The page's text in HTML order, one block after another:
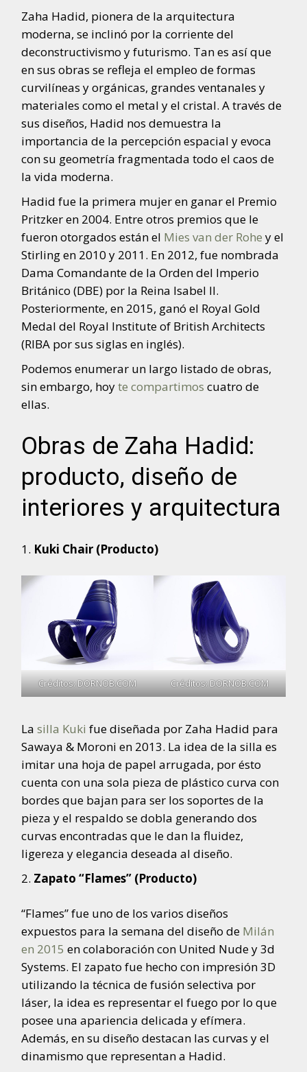
Zaha Hadid, pionera de la arquitectura
moderna, se inclinó por la corriente del
deconstructivismo y futurismo. Tan es así que
en sus obras se refleja el empleo de formas
curvilíneas y orgánicas, grandes ventanales y
materiales como el metal y el cristal. A través de
sus diseños, Hadid nos demuestra la
importancia de la percepción espacial y evoca
con su geometría fragmentada todo el caos de
la vida moderna.
Hadid fue la primera mujer en ganar el Premio
Pritzker en 2004. Entre otros premios que le
fueron otorgados están el Mies van der Rohe y el
Stirling en 2010 y 2011. En 2012, fue nombrada
Dama Comandante de la Orden del Imperio
Británico (DBE) por la Reina Isabel II.
Posteriormente, en 2015, ganó el Royal Gold
Medal del Royal Institute of British Architects
(RIBA por sus siglas en inglés).
Podemos enumerar un largo listado de obras,
sin embargo, hoyte compartimos cuatro de
ellas.
Obras de Zaha Hadid:
producto, diseño de
interiores y arquitectura
Kuki Chair (Producto)
Créditos: DORNOB.COM Créditos: DORNOB.COM
La silla Kukifue diseñada por Zaha Hadid para
Sawaya & Moroni en 2013. La idea de la silla es
imitar una hoja de papel arrugada, por ésto
cuenta con una sola pieza de plástico curva con
bordes que bajan para ser los soportes de la
pieza y el respaldo se dobla generando dos
curvas encontradas que le dan la fluidez,
ligereza y elegancia deseada al diseño.
Zapato “Flames” (Producto)
“Flames” fue uno de los varios diseños
expuestos para la semana del diseño de Milán
en 2015 en colaboración con United Nude y 3d
Systems. El zapato fue hecho con impresión 3D
utilizando la técnica de fusión selectiva por
láser, la idea es representar el fuego por lo que
posee una apariencia delicada y efímera.
Además, en su diseño destacan las curvas y el
dinamismo que representan a Hadid.